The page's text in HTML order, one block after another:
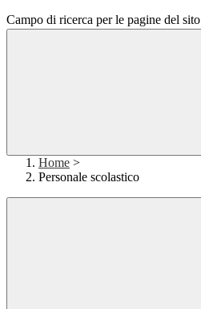
Campo di ricerca per le pagine del sito
Home >
Personale scolastico